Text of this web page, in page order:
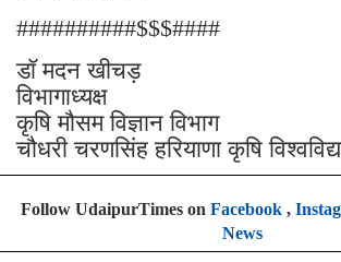
##########$$$####
डॉ मदन खीचड़
विभागाध्यक्ष
कृषि मौसम विज्ञान विभाग
चौधरी चरणसिंह हरियाणा कृषि
Follow UdaipurTimes on Facebook,
News